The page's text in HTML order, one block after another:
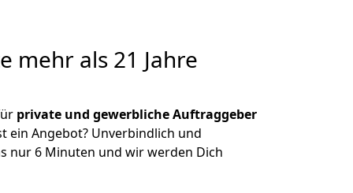
mehr als 21 Jahre
private und gewerbliche Auftraggeber
ein Angebot? Unverbindlich und
nur 6 Minuten und wir werden Dich